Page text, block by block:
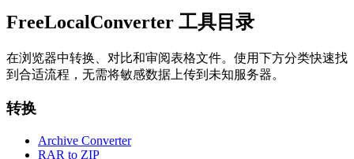
FreeLocalConverter 工具目录
在浏览器中转换、对比和审阅表格文件。使用下方分类快速找
到合适流程，无需将敏感数据上传到未知服务器。
转换
Archive Converter
RAR to ZIP